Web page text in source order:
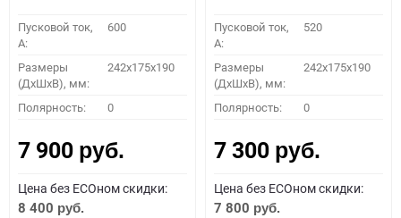
Пусковой ток,
A:
600
Размеры
(ДхШхВ), мм:
242x175x190
Полярность: 0
7 900 руб.
Цена без ECOном скидки:
8 400 руб.
Пусковой ток,
A:
520
Размеры
(ДхШхВ), мм:
242x175x190
Полярность: 0
7 300 руб.
Цена без ECOном скидки:
7 800 руб.